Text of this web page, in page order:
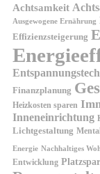
Achtsamkeit
Ausgewogene Ernährung
Effizienzsteigerung
Finanzplanung
Heizkosten sparen
Inneneinrichtung
Lichtgestaltung
Energie Nachhaltiges
Entwicklung